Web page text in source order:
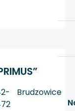
Brudzowice